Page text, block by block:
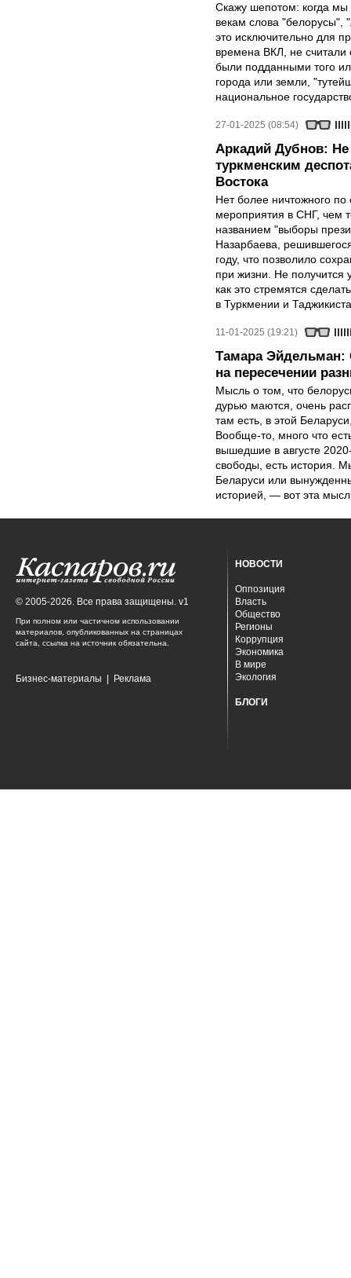
Скажу шепотом: когда мы
векам слова "белорусы",
это исключительно для
времена ВКЛ, не
были подданными того
города или земли,
национальное
27-01-2025 (08:54)
Аркадий Дубнов:
туркменским
Востока
Нет более ничтожного по
мероприятия в СНГ, чем
названием "выборы
Назарбаева,
году, что позволило
при жизни. Не получится
как это стремятся
в Туркмении и
11-01-2025 (19:21)
Тамара Эйдельман:
на пересечении
Мысль о том, что
дурью маются, очень
там есть, в этой
Вообще-то, много что
вышедшие в августе
свободы, есть история.
Беларуси или
историей, — вот эта
© 2005-2026. Все права защищены. v1
При полном или частичном использовании
материалов, опубликованных на страницах
сайта, ссылка на источник обязательна.
Бизнес-материалы Реклама
НОВОСТИ
Оппозиция
Власть
Общество
Регионы
Коррупция
Экономика
В мире
Экология
БЛОГИ